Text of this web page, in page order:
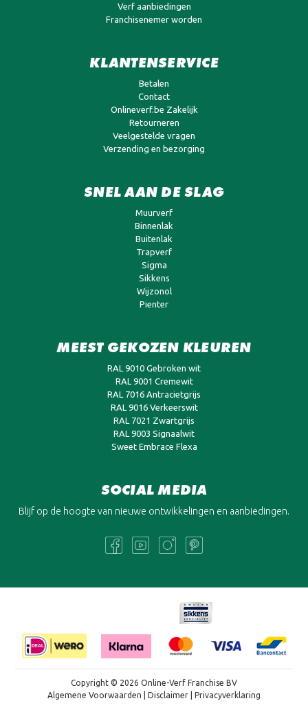
Verf aanbiedingen
Franchisenemer worden
KLANTENSERVICE
Betalen
Contact
Onlineverf.be Zakelijk
Retourneren
Veelgestelde vragen
Verzending en bezorging
SNEL AAN DE SLAG
Muurverf
Binnenlak
Buitenlak
Trapverf
Sigma
Sikkens
Wijzonol
Pienter
MEEST GEKOZEN KLEUREN
RAL 9010 Gebroken wit
RAL 9001 Cremewit
RAL 7016 Antracietgrijs
RAL 9016 Verkeerswit
RAL 7021 Zwartgrijs
RAL 9003 Signaalwit
Sweet Embrace Flexa
SOCIAL MEDIA
Blijf op de hoogte van nieuwe ontwikkelingen en aanbiedingen.
Copyright © 2026 Online-Verf Franchise BV
Algemene Voorwaarden
Disclaimer Privacyverklaring